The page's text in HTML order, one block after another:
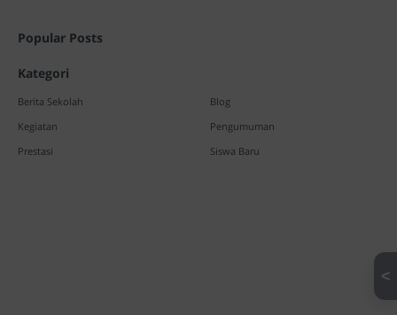
Popular Posts
Kategori
Berita Sekolah
Blog
Kegiatan
Pengumuman
Prestasi
Siswa Baru
<